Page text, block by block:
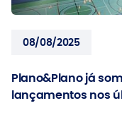
08/08/2025
Plano&Plano já
lançamentos nos